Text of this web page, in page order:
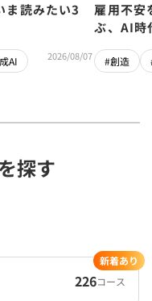
読みたい3
AI 2026/08/07
雇用不
ぶ、AI時
#創造
探す
226コース
新着あり